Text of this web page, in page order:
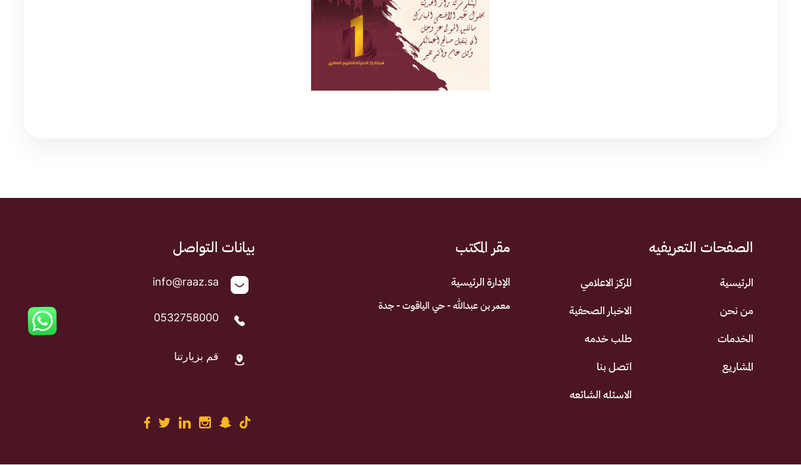
الصفحات التعريفيه
الرئيسية
من نحن
الخدمات
المشاريع
المركز الاعلامي
الاخبار الصحفية
طلب خدمه
اتصل بنا
الاسئله الشائعه
مقر المكتب
الإدارة الرئيسية
معمر بن عبدالله - حي الياقوت - جدة
بيانات التواصل
info@raaz.sa
0532758000
قم بزيارتنا